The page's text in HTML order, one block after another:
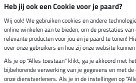
Verzending per
Veilig betalen met
Heb jij ook een Cookie voor je paard?
Wij ook! We gebruiken cookies en andere
online winkelen aan te bieden, om de prestaties
relevante producten voor jou en je paard te tonen!
over onze gebruikers en hoe zij onze website
Als je op "Alles toestaan" klikt, ga je akkoord met
bijbehorende verwerking van je gegevens en met
onze dienstverleners. Als je in de instellingen op